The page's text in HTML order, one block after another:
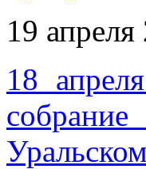
19 апреля
18